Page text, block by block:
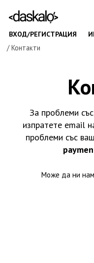
ВХОД/РЕГИСТРАЦИЯ
/ Контакти
За проблеми
изпратете email
проблеми със
Може да ни